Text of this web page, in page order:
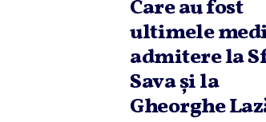
Care au fost
ultimele
admitere la
Sava şi la
Gheorghe